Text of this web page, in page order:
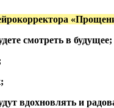
смотреть в будущее;
вдохновлять и